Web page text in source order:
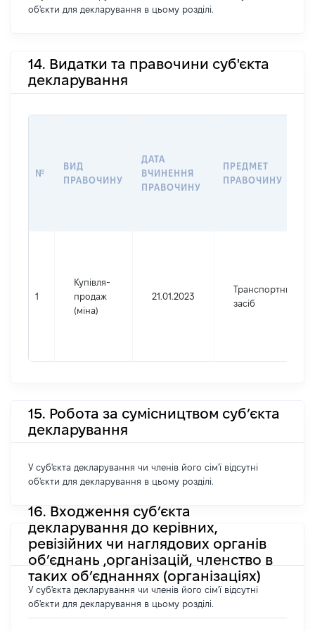
об'єкти для декларування в цьому розділі.
14. Видатки та правочини суб'єкта
декларування
№
ВИД
ПРАВОЧИНУ
ДАТА
ВЧИНЕННЯ
ПРАВОЧИНУ
ПРЕДМЕТ
ПРАВОЧИНУ
1
Купівля-
продаж
(міна)
21.01.2023
Транспортний
засіб
15. Робота за сумісництвом суб’єкта
декларування
У суб'єкта декларування чи членів його сім'ї відсутні
об'єкти для декларування в цьому розділі.
16. Входження суб’єкта
декларування до керівних,
ревізійних чи наглядових органів
об’єднань ,організацій, членство в
таких об’єднаннях (організаціях)
У суб'єкта декларування чи членів його сім'ї відсутні
об'єкти для декларування в цьому розділі.